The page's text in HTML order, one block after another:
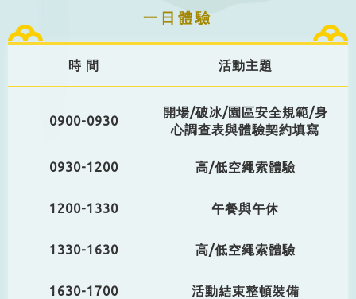
一日體驗
時 間 活動主題
0900-0930
開場/破冰/園區安全規範/身
心調查表與體驗契約填寫
0930-1200 高/低空繩索體驗
1200-1330 午餐與午休
1330-1630 高/低空繩索體驗
1630-1700 活動結束整頓裝備